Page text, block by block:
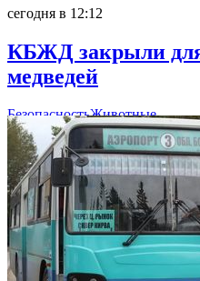
сегодня в 12:12
КБЖД закрыли для
медведей
БезопасностьЖивотные